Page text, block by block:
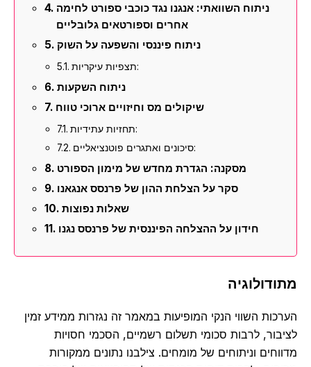
ניתוח השוואתי: אנגנו נגד כוכבי ספורט לחימה
אחרים וספורטאים גלובליים
ניתוח פיננסי והשפעה על השוק
תצפיות עיקריות:
ניתוח השקעות
שיקולים מס וחיזויים ארוכי טווח
תחזיות עתידיות:
סיכונים ואתגרים פוטנציאליים:
מסקנה: הגדרת מחדש של מימון הספורט
סקר על הצלחת ההון של פרנסס אנגאנו
שאלות נפוצות
חידון על ההצלחה הפיננסית של פרנסס נגנו
מתודולוגיה
הערכות השווי הנקי המופיעות במאמר זה נגזרות ממידע זמין
לציבור, לרבות סכומי תשלום רשמיים, הסכמי חסויות
מדווחים וניתוחים של מומחים. צילבנו נתונים ממקורות